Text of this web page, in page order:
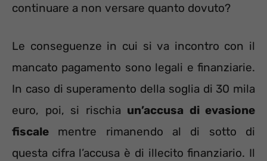
continuare a non versare quanto dovuto?
Le conseguenze in cui si va incontro con il
mancato pagamento sono legali e finanziarie.
In caso di superamento della soglia di 30 mila
euro, poi, si rischia un’accusa di evasione
fiscale mentre rimanendo al di sotto di
questa cifra l’accusa è di illecito finanziario. Il